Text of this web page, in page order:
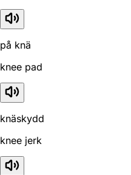
på knä
knee pad
knäskydd
knee jerk